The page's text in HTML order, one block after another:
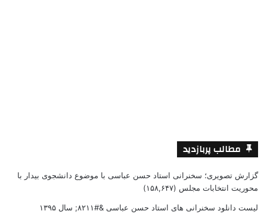
مطالب پربازدید
گزارش تصویری؛ سخنرانی استاد حسن عباسی با موضوع دانشجوی بیدار با
محوریت انتخابات مجلس (۱۵۸,۶۴۷)
لیست دانلود سخنرانی های استاد حسن عباسی &#۸۲۱۱; سال ۱۳۹۵